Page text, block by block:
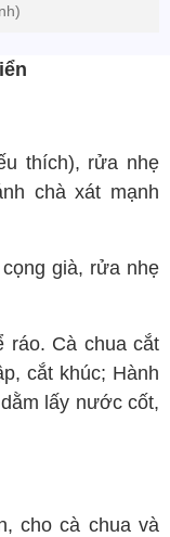
thích), rửa nhẹ
chà xát mạnh
già, rửa nhẹ
ráo. Cà chua cắt
cắt khúc; Hành
lấy nước cốt,
cho cà chua và